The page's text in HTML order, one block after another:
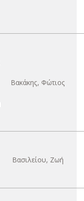
Βακάκης, Φώτιος
Βασιλείου, Ζωή